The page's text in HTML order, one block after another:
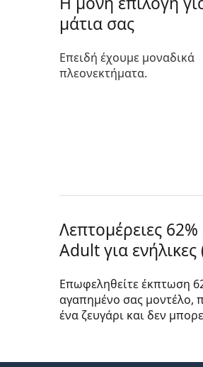
μάτια σας
Επειδή έχουμε μοναδικά
πλεονεκτήματα.
Λεπτομέρειες
Adult για
Επωφεληθείτε έκπτωση
αγαπημένο σας μοντέλο,
ένα ζευγάρι και δεν